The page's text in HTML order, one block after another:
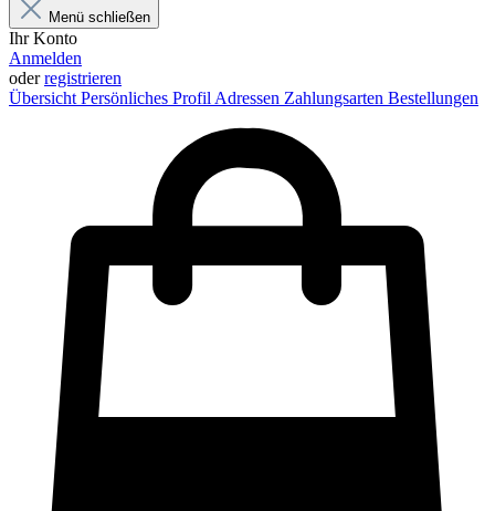
Menü schließen
Ihr Konto
Anmelden
oderregistrieren
Übersicht Persönliches Profil Adressen Zahlungsarten Bestellungen